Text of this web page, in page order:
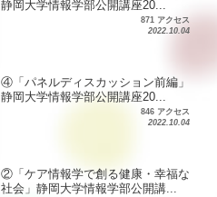
静岡大学情報学部公開講座20...
871 アクセス
2022.10.04
④「パネルディスカッション前編」
静岡大学情報学部公開講座20...
846 アクセス
2022.10.04
②「ケア情報学で創る健康・幸福な
社会」静岡大学情報学部公開講...